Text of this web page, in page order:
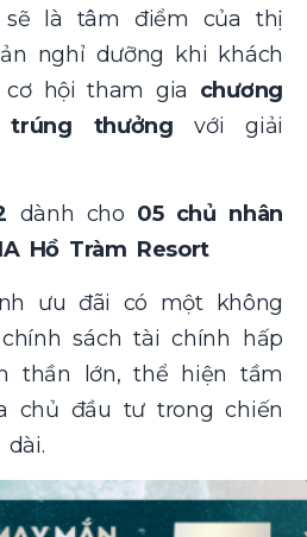
là tâm điểm của thị
nghỉ dưỡng khi khách
hội tham gia chương
thưởng với giải
dành cho 05 chủ nhân
Hồ Tràm Resort
ưu đãi có một không
sách tài chính hấp
thần lớn, thể hiện tầm
chủ đầu tư trong chiến